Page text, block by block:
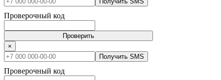
Проверочный код
Проверить
×
Получить SMS
Проверочный код